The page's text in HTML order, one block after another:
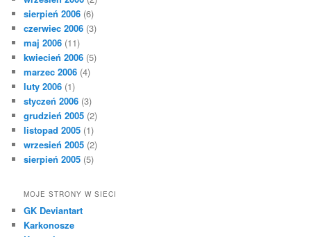
sierpień 2006 (6)
czerwiec 2006 (3)
maj 2006 (11)
kwiecień 2006 (5)
marzec 2006 (4)
luty 2006 (1)
styczeń 2006 (3)
grudzień 2005 (2)
listopad 2005 (1)
wrzesień 2005 (2)
sierpień 2005 (5)
MOJE STRONY W SIECI
GK Deviantart
Karkonosze